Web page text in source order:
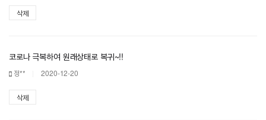
삭제
코로나 극복하여 원래상태로 복귀~!!
정** 2020-12-20
삭제